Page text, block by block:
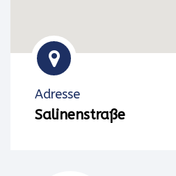
Adresse
Salinenstraße